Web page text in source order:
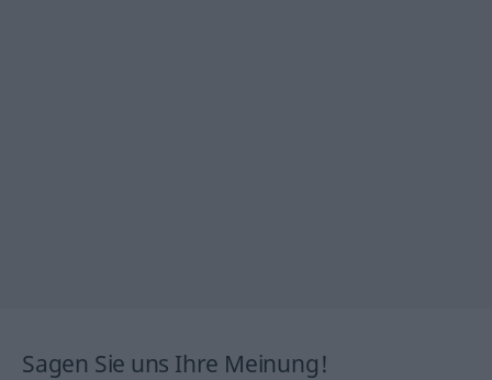
Sagen Sie uns Ihre Meinung!